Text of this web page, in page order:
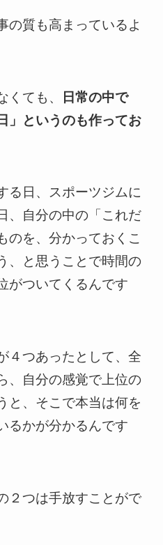
の質も高まっているよ
くても、
日常の中で
」というのも作ってお
る日、スポーツジムに
、自分の中の「これだ
のを、分かっておくこ
、と思うことで時間の
がついてくるんです
４つあったとして、全
、自分の感覚で上位の
と、そこで本当は何を
るかが分かるんです
２つは手放すことがで